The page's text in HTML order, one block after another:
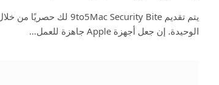
الوحيدة. إن جعل أجهزة Apple جاهزة للعمل…